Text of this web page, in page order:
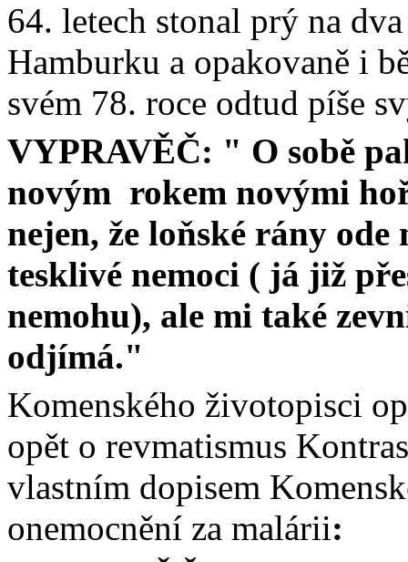
64. letech stonal prý na
Hamburku a opakovaně i
svém 78. roce odtud píše
VYPRAVĚČ: " O sobě
novým rokem novými
nejen, že loňské rány
tesklivé nemoci ( já již
nemohu), ale mi také
odjímá."
Komenského životopisci
opět o revmatismus
vlastním dopisem
onemocnění za malárii: